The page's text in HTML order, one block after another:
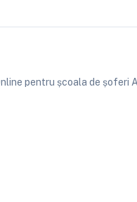
pentru școala de șoferi